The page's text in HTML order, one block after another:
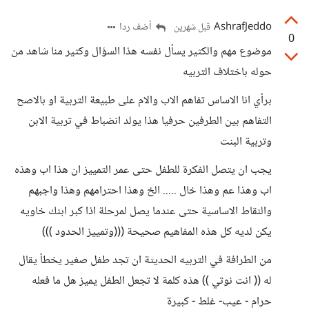
0
AshrafJeddo قبل شهرين أضف ردا
موضوع مهم والكثير يسأل نفسه هذا السؤال وكثير منا شاهد من
حوله باختلاف التربيه
برأي انا الاساس تفاهم الاب والام على طبيعة التربية او بالاصح
التفاهم بين الطرفين حرفيا هذا يولد انضباط في تربية الابن
وتربية البنت
يجب ان يتصل الفكرة للطفل حتى عمر التمييز ان هذا اب وهذه
اب وهذا عم وهذا خال ..... الخ وهذا احترامهم وهذا واجبهم
والنقاط الاساسية حتى عندما يصل لمرحلة اذا كبر ابنك خاويه
يكن لديه كل هذه المفاهيم صحيحة (((وتمييز الحدود )))
من الطرافة في التربيه الحديثة ان تجد طفل صغير يخطأ يقال
له (( انت نوتي )) هذه كلمة لا تجعل الطفل يميز هل ما فعله
حرام - عيب- غلط - كبيرة